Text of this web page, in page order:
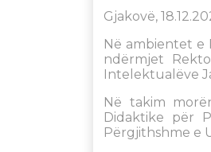
Gjakovë,
Në ambientet e
ndërmjet
Intelektualëve
Në takim
Didaktike për
Përgjithshme e